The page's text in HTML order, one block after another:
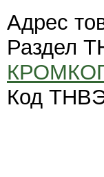
Адрес
Раздел
Код